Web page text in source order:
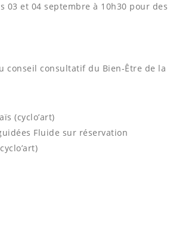
03 et 04 septembre à 10h30 pour des
conseil consultatif du Bien-Être de la
(cyclo’art)
Fluide sur réservation